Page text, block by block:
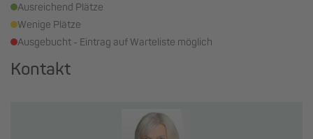
Ausreichend Plätze
Wenige Plätze
Ausgebucht - Eintrag auf Warteliste möglich
Kontakt